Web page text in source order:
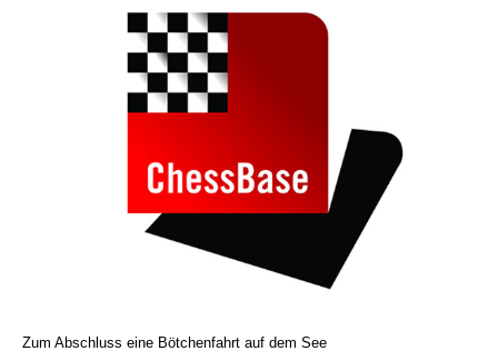
Zum Abschluss eine Bötchenfahrt auf dem See